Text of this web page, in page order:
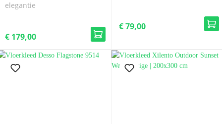
elegantie
€ 179,00
€ 79,00